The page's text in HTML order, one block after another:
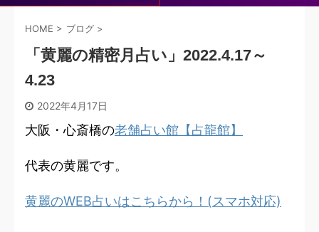
HOME > ブログ >
「黄麗の精密月占い」2022.4.17～
4.23
2022年4月17日
大阪・心斎橋の老舗占い館【占龍館】
代表の黄麗です。
黄麗のWEB占いはこちらから！(スマホ対応)